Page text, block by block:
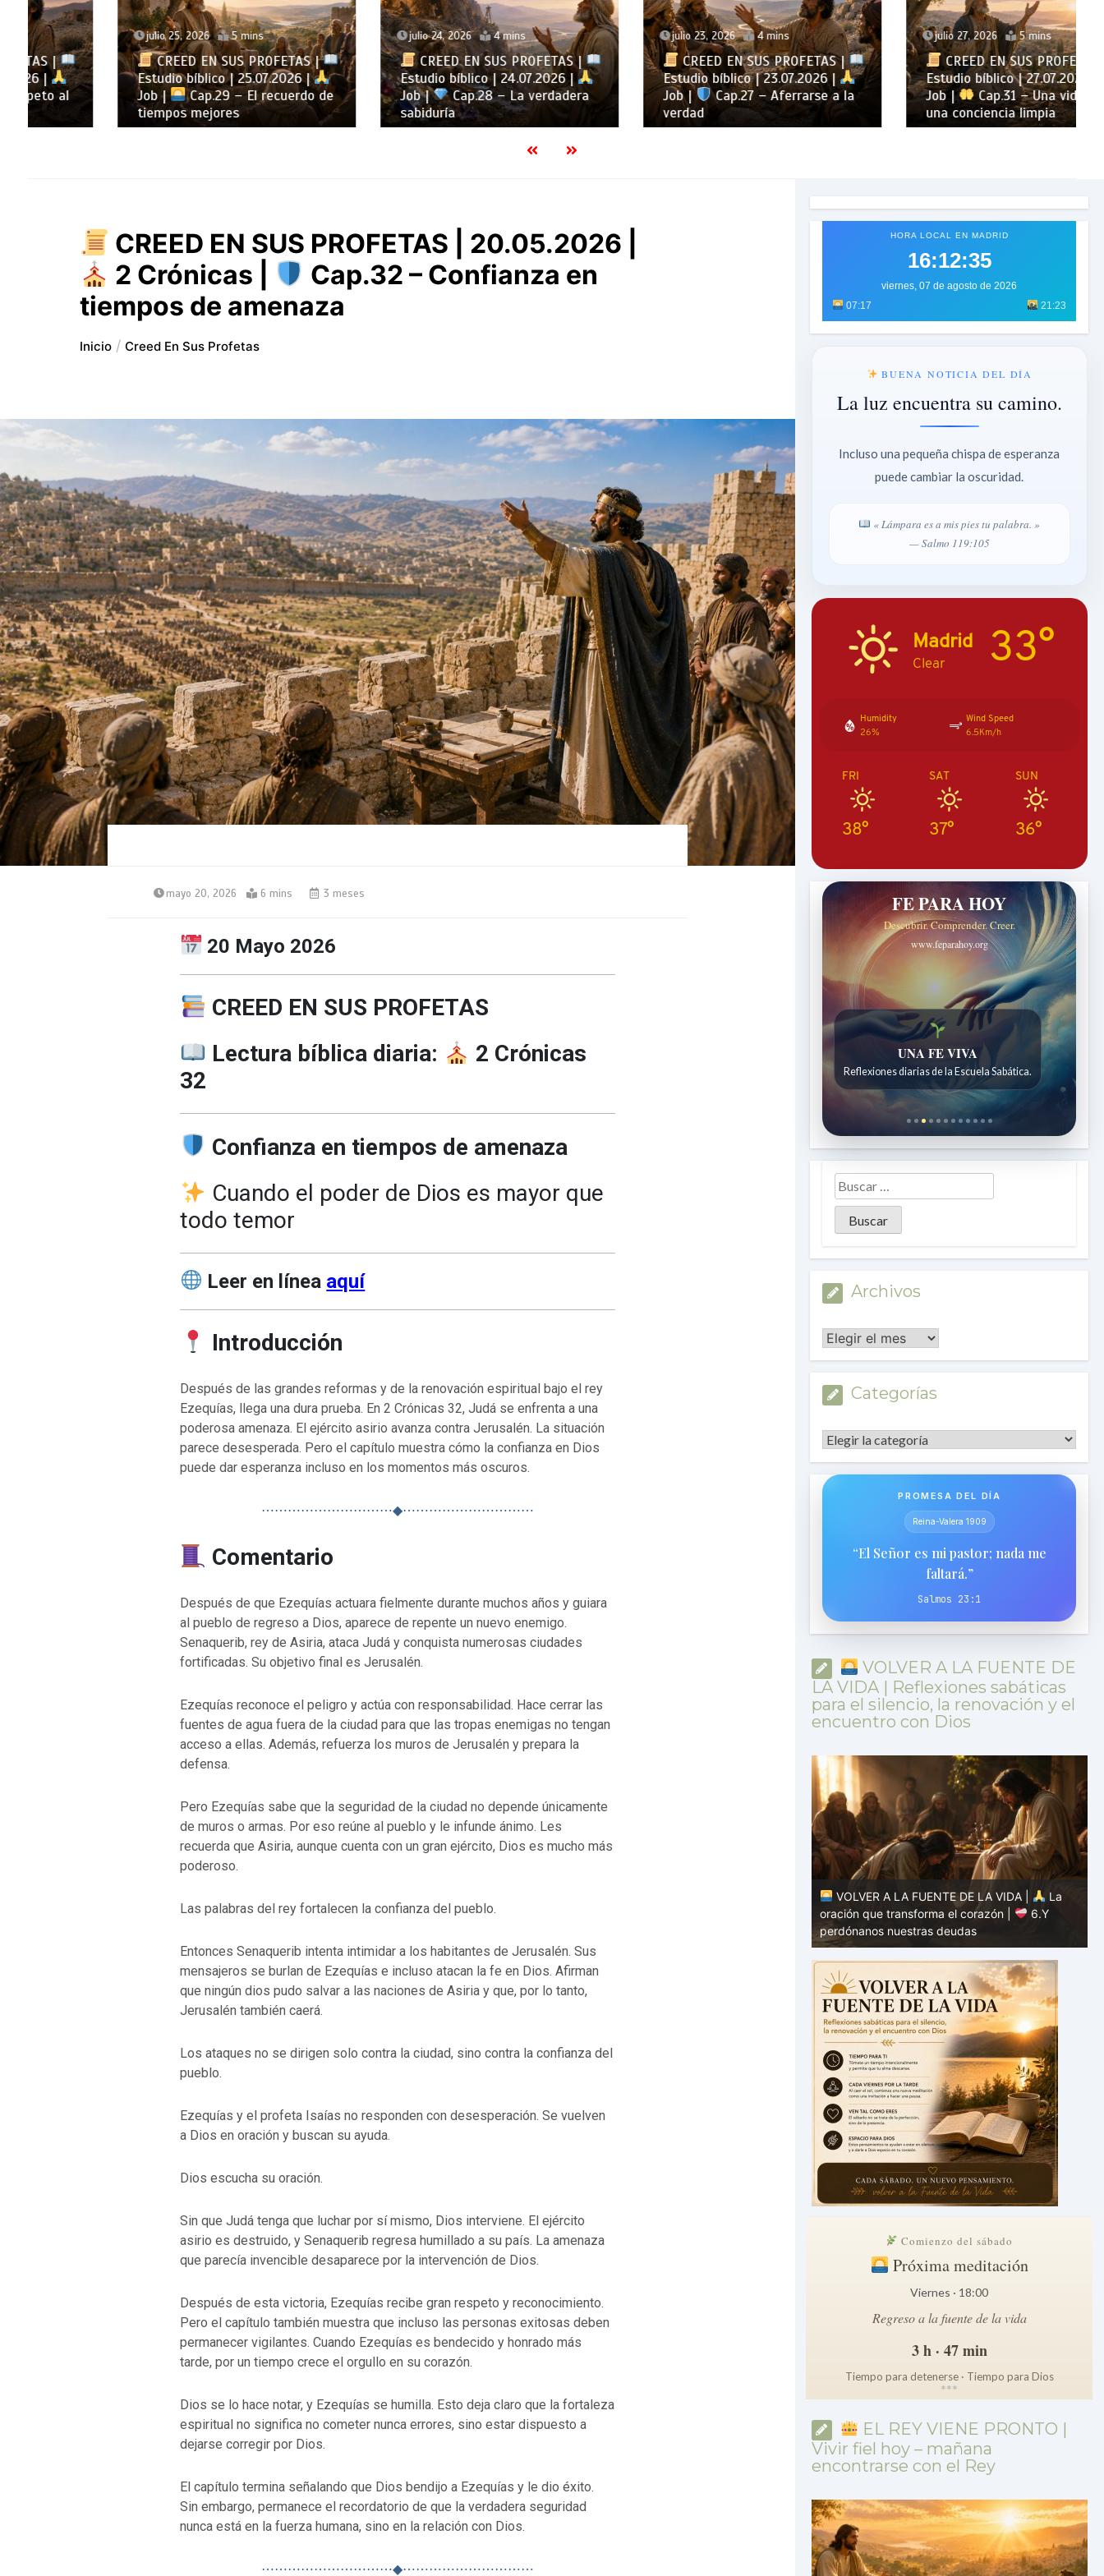
julio 25, 2026 5 mins
CREED EN SUS PROFETAS |
Estudio bíblico | 25.07.2026 |
Job |
Cap.29 – El recuerdo de
tiempos mejores
julio 24, 2026 4 mins
CREED EN SUS PROFETAS |
Estudio bíblico | 24.07.2026 |
Job |
Cap.28 – La verdadera
sabiduría
julio 23, 2026 4 mins
CREED EN SUS PROFETAS |
Estudio bíblico | 23.07.2026 |
Job |
Cap.27 – Aferrarse a la
julio 27, 2026 5 mins
CREED EN SUS PROFETAS |
Estudio bíblico | 27.07.2026 |
Job |
Cap.31 – Una vida con
una conciencia limpia
CREED EN SUS PROFETAS | 20.05.2026 |
2 Crónicas |
Cap.32 – Confianza en
tiempos de amenaza
Inicio Creed En Sus Profetas
mayo 20, 2026 6 mins 3 meses
20 Mayo 2026
CREED EN SUS PROFETAS
Lectura bíblica diaria:
2 Crónicas
32
Confianza en tiempos de amenaza
Cuando el poder de Dios es mayor que
todo temor
Leer en línea aquí
Introducción
Después de las grandes reformas y de la renovación espiritual bajo el rey
Ezequías, llega una dura prueba. En 2 Crónicas 32, Judá se enfrenta a una
poderosa amenaza. El ejército asirio avanza contra Jerusalén. La situación
parece desesperada. Pero el capítulo muestra cómo la confianza en Dios
puede dar esperanza incluso en los momentos más oscuros.
⋯⋯⋯⋯⋯⋯⋯⋯⋯⋯◆⋯⋯⋯⋯⋯⋯⋯⋯⋯⋯
Comentario
Después de que Ezequías actuara fielmente durante muchos años y guiara
al pueblo de regreso a Dios, aparece de repente un nuevo enemigo.
Senaquerib, rey de Asiria, ataca Judá y conquista numerosas ciudades
fortificadas. Su objetivo final es Jerusalén.
Ezequías reconoce el peligro y actúa con responsabilidad. Hace cerrar las
fuentes de agua fuera de la ciudad para que las tropas enemigas no tengan
acceso a ellas. Además, refuerza los muros de Jerusalén y prepara la
defensa.
Pero Ezequías sabe que la seguridad de la ciudad no depende únicamente
de muros o armas. Por eso reúne al pueblo y le infunde ánimo. Les
recuerda que Asiria, aunque cuenta con un gran ejército, Dios es mucho más
poderoso.
Las palabras del rey fortalecen la confianza del pueblo.
Entonces Senaquerib intenta intimidar a los habitantes de Jerusalén. Sus
mensajeros se burlan de Ezequías e incluso atacan la fe en Dios. Afirman
que ningún dios pudo salvar a las naciones de Asiria y que, por lo tanto,
Jerusalén también caerá.
Los ataques no se dirigen solo contra la ciudad, sino contra la confianza del
pueblo.
Ezequías y el profeta Isaías no responden con desesperación. Se vuelven
a Dios en oración y buscan su ayuda.
Dios escucha su oración.
Sin que Judá tenga que luchar por sí mismo, Dios interviene. El ejército
asirio es destruido, y Senaquerib regresa humillado a su país. La amenaza
que parecía invencible desaparece por la intervención de Dios.
Después de esta victoria, Ezequías recibe gran respeto y reconocimiento.
Pero el capítulo también muestra que incluso las personas exitosas deben
permanecer vigilantes. Cuando Ezequías es bendecido y honrado más
tarde, por un tiempo crece el orgullo en su corazón.
Dios se lo hace notar, y Ezequías se humilla. Esto deja claro que la fortaleza
espiritual no significa no cometer nunca errores, sino estar dispuesto a
dejarse corregir por Dios.
El capítulo termina señalando que Dios bendijo a Ezequías y le dio éxito.
Sin embargo, permanece el recordatorio de que la verdadera seguridad
nunca está en la fuerza humana, sino en la relación con Dios.
⋯⋯⋯⋯⋯⋯⋯⋯⋯⋯◆⋯⋯⋯⋯⋯⋯⋯⋯⋯⋯
HORA LOCAL EN MADRID
16:12:36
viernes, 07 de agosto de 2026
07:17
21:23
BUENA NOTICIA DEL DÍA
La luz encuentra su camino.
Incluso una pequeña chispa de esperanza
puede cambiar la oscuridad.
« Lámpara es a mis pies tu palabra. »
— Salmo 119:105
Madrid
Clear 33°
Humidity
26%
Wind Speed
6.5Km/h
FRI
38°
SAT
37°
SUN
36°
FE PARA HOY
Descubrir. Comprender. Creer.
www.feparahoy.org
UNA FE VIVA
Reflexiones diarias de la Escuela Sabática.
Archivos
Archivos
Categorías
Categorías
PROMESA DEL DÍA
Reina-Valera 1909
“El Señor es mi pastor; nada me
faltará.”
Salmos 23:1
VOLVER A LA FUENTE DE
LA VIDA | Reflexiones sabáticas
para el silencio, la renovación y el
encuentro con Dios
VOLVER A LA FUENTE DE LA VIDA |
oración que transforma el corazón |
8.No nos
VOLVER A LA FUENTE DE LA VIDA |
La
oración que transforma el corazón |
6.Y
perdónanos nuestras deudas
Comienzo del sábado
Próxima meditación
Viernes · 18:00
Regreso a la fuente de la vida
3 h · 47 min
Tiempo para detenerse · Tiempo para Dios
***
EL REY VIENE PRONTO |
Vivir fiel hoy – mañana
encontrarse con el Rey